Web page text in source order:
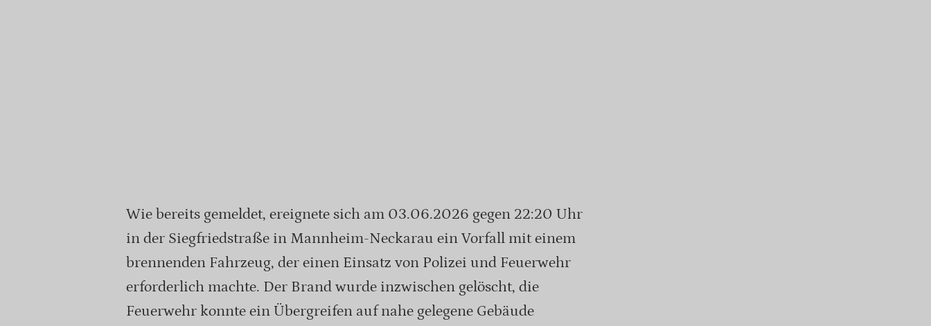
Wie bereits gemeldet, ereignete sich am 03.06.2026 gegen 22:20 Uhr
in der Siegfriedstraße in Mannheim-Neckarau ein Vorfall mit einem
brennenden Fahrzeug, der einen Einsatz von Polizei und Feuerwehr
erforderlich machte. Der Brand wurde inzwischen gelöscht, die
Feuerwehr konnte ein Übergreifen auf nahe gelegene Gebäude